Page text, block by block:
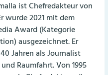
ist Chefredakteur von
wurde 2021 mit dem
Award (Kategorie
ausgezeichnet. Er
Jahren als Journalist
Raumfahrt. Von 1995